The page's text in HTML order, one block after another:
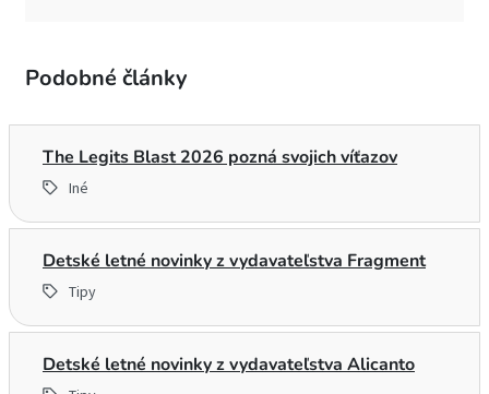
Podobné články
The Legits Blast 2026 pozná svojich víťazov
Iné
Detské letné novinky z vydavateľstva Fragment
Tipy
Detské letné novinky z vydavateľstva Alicanto